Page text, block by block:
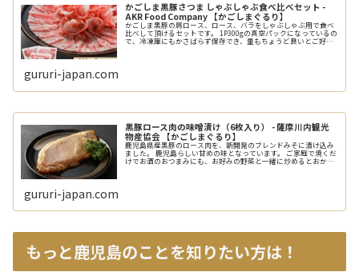
かごしま黒豚さつま しゃぶしゃぶ食べ比べセット -
AKR Food Company 【かごしまぐるり】
かごしま黒豚の肩ロース、ロース、バラをしゃぶしゃぶ用で食べ
比べして頂けるセットです。 1P300gの真空パックになっているの
で、冷凍庫にもかさばらず保存でき、量もちょうど良いとご好評
gururi-japan.com
黒豚ロース肉の味噌漬け（6枚入り） - 薩摩川内観光
物産協会 【かごしまぐるり】
鹿児島県産黒豚のロース肉を、新開発のブレンドみそに漬け込み
ました。 鹿児島らしい甘めの味となっています。 ご家庭で焼くだ
けでお酒のおつまみにも、お好みの野菜と一緒に炒めるとおかず
gururi-japan.com
もっと鹿児島のことを知りたい方は！